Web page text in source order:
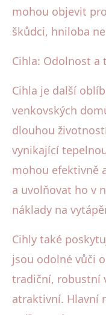
mohou objevit
škůdci, hniloba
Cihla: Odolnost a
Cihla je další
venkovských
dlouhou
vynikající
mohou efektivně
a uvolňovat ho v
náklady na
Cihly také
jsou odolné vůči
tradiční, robustní
atraktivní. Hlavní